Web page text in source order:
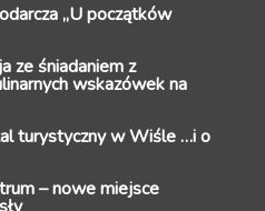
„U początków
ze śniadaniem z
wskazówek na
turystyczny w Wiśle …i o
– nowe miejsce